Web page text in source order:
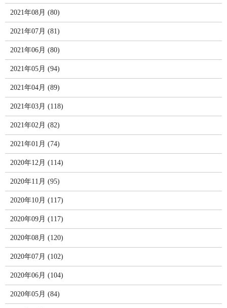
2021年08月 (80)
2021年07月 (81)
2021年06月 (80)
2021年05月 (94)
2021年04月 (89)
2021年03月 (118)
2021年02月 (82)
2021年01月 (74)
2020年12月 (114)
2020年11月 (95)
2020年10月 (117)
2020年09月 (117)
2020年08月 (120)
2020年07月 (102)
2020年06月 (104)
2020年05月 (84)